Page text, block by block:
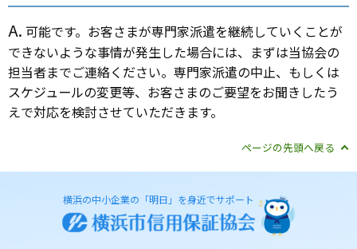
A. 可能です。お客さまが専門家派遣を継続していくことが
できないような事情が発生した場合には、まずは当協会の
担当者までご連絡ください。専門家派遣の中止、もしくは
スケジュールの変更等、お客さまのご要望をお聞きしたう
えで対応を検討させていただきます。
ページの先頭へ戻る
横浜の中小企業の「明日」を身近でサポート